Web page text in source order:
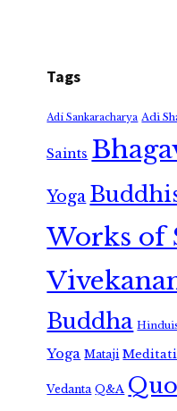
Tags
Adi Sankaracharya Adi
Saints
Yoga
Works of
Buddha
Yoga Mataji
Vedanta Q&A